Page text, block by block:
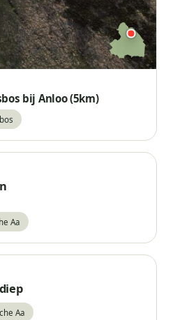
bij Anloo (5km)
Aa
Aa